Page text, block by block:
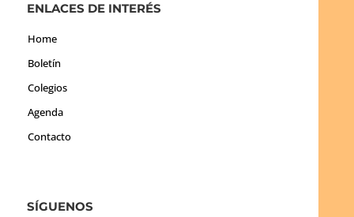
ENLACES DE INTERÉS
Home
Boletín
Colegios
Agenda
Contacto
SÍGUENOS